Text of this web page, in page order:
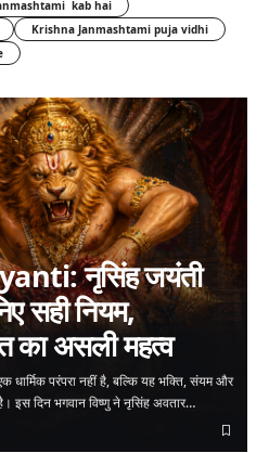
kab hai
Krishna Janmashtami puja vidhi
नृसिंह जयंती
सही नियम,
का असली महत्व
परंपरा नहीं है, बल्कि यह भक्ति, संयम और
इस दिन भगवान विष्णु ने नृसिंह अवतार…